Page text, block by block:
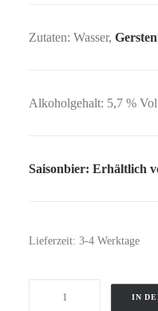
Zutaten: Wasser,
Alkoholgehalt: 5,7 %
Saisonbier: Erhältlich
Lieferzeit: 3-4 Werktage
IN